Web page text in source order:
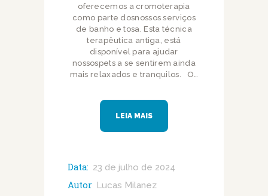
oferecemos a cromoterapia
como parte dosnossos serviços
de banho e tosa. Esta técnica
terapêutica antiga, está
disponível para ajudar
nossospets a se sentirem ainda
mais relaxados e tranquilos. O…
LEIA MAIS
Data: 23 de julho de 2024
Autor Lucas Milanez